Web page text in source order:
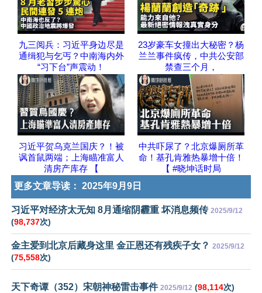
九三阅兵：习近平身边尽是
通缉犯与乞丐？中南海内外
“习下台”声震动！
23岁豪车女撞出大秘密？杨
兰兰事件疯传，中共公安部
禁查三个月，
习近平贺乌克兰国庆？！被
讽首鼠两端；上海瞄准富人
清房产库存 【
中共吓尿了？北京爆厕所革
命！基孔肯雅热暴增十倍！
【 #晓坤话时局
更多文章导读： 2025年9月9日
习近平对经济太无知 8月通缩阴霾重 坏消息频传 2025/9/12
(98,737次)
金主爱到北京后藏身这里 金正恩还有残疾子女？ 2025/9/12
(75,558次)
天下奇谭（352）宋朝神秘雷击事件 2025/9/12 (98,114次)